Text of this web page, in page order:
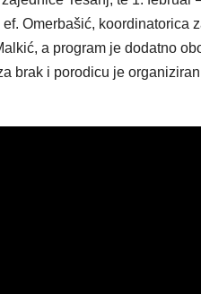
Omerbašić, koordinatorica
a program je dodatno
brak i porodicu je